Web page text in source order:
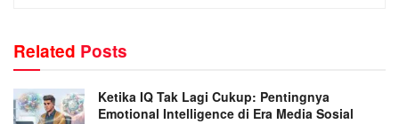
Related Posts
Ketika IQ Tak Lagi Cukup: Pentingnya
Emotional Intelligence di Era Media Sosial